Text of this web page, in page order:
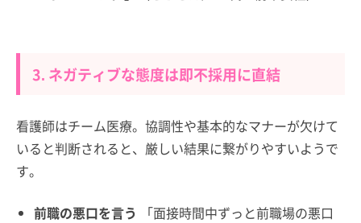
3. ネガティブな態度は即不採用に直結
看護師はチーム医療。協調性や基本的なマナーが欠けて
いると判断されると、厳しい結果に繋がりやすいようで
す。
前職の悪口を言う 「面接時間中ずっと前職場の悪口